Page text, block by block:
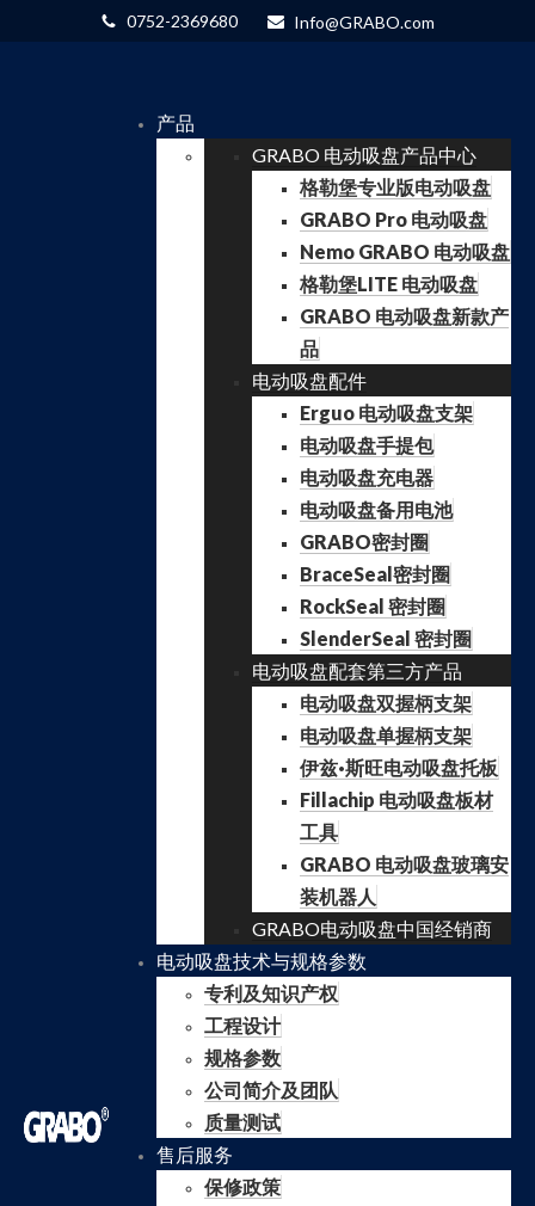
0752-2369680 Info@GRABO.com
产品
GRABO 电动吸盘产品中心
格勒堡专业版电动吸盘
GRABO Pro 电动吸盘
Nemo GRABO 电动吸盘
格勒堡LITE 电动吸盘
GRABO 电动吸盘新款产
品
电动吸盘配件
Erguo 电动吸盘支架
电动吸盘手提包
电动吸盘充电器
电动吸盘备用电池
GRABO密封圈
BraceSeal密封圈
RockSeal 密封圈
SlenderSeal 密封圈
电动吸盘配套第三方产品
电动吸盘双握柄支架
电动吸盘单握柄支架
伊兹·斯旺电动吸盘托板
Fillachip 电动吸盘板材
工具
GRABO 电动吸盘玻璃安
装机器人
GRABO电动吸盘中国经销商
电动吸盘技术与规格参数
专利及知识产权
工程设计
规格参数
公司简介及团队
质量测试
售后服务
保修政策